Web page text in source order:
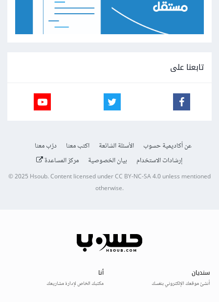
تابعنا على
عن أكاديمية حسوب الأسئلة الشائعة اكتب معنا
درّب معنا
إرشادات الاستخدام
بيان الخصوصية مركز المساعدة
© 2025Hsoub.Content licensed underCC BY-NC-SA 4.0unless mentioned
otherwise.